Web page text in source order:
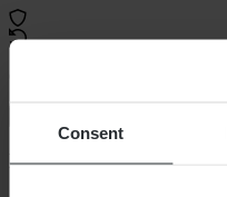
Consent
Beschrijving